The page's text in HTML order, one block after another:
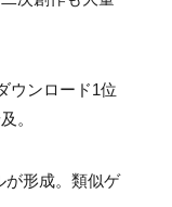
ウンロード1位
。
形成。 類似ゲ